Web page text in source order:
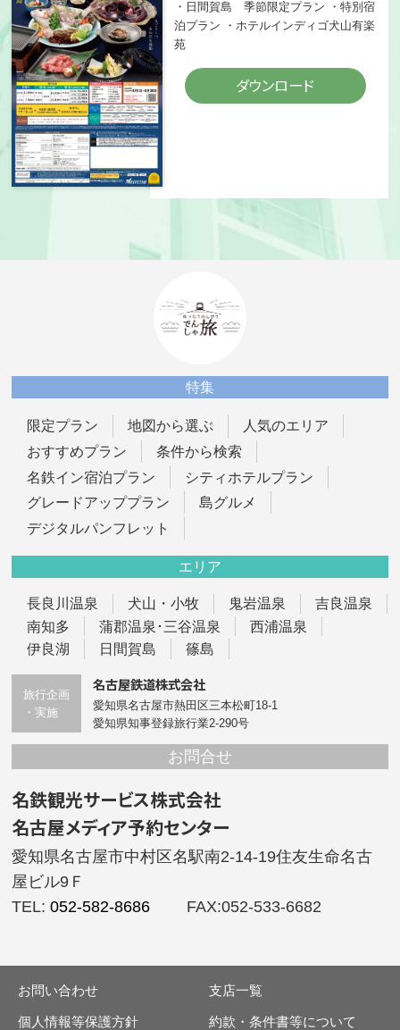
・日間賀島 季節限定プラン
・特別宿
泊プラン ・ホテルインディゴ犬山有楽
苑
ダウンロード
限定プラン 地図から選ぶ
人気のエリア
おすすめプラン
条件から検索
名鉄イン宿泊プラン
シティホテルプラン
グレードアッププラン
島グルメ
デジタルパンフレット
長良川温泉 犬山・小牧 鬼岩温泉
吉良温泉
南知多
蒲郡温泉･三谷温泉
西浦温泉
伊良湖
日間賀島 篠島
名古屋鉄道株式会社
愛知県名古屋市熱田区三本松町18-1
愛知県知事登録旅行業2-290号
名鉄観光サービス株式会社
名古屋メディア予約センター
愛知県名古屋市中村区名駅南2-14-19住友生命名古
屋ビル9Ｆ
TEL: 052-582-8686 FAX:052-533-6682
お問い合わせ 支店一覧
個人情報等保護方針 約款・条件書等について